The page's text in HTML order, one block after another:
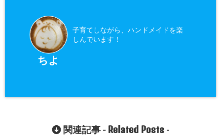
ちよ
子育てしながら、ハンドメイドを楽
しんでいます！
関連記事 - Related Posts-